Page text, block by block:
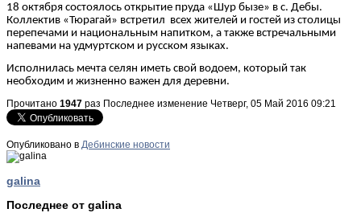
18 октября состоялось открытие пруда «Шур бызе» в с. Дебы.
Коллектив «Тюрагай» встретил всех жителей и гостей из столицы
перепечами и национальным напитком, а также встречальными
напевами на удмуртском и русском языках.
Исполнилась мечта селян иметь свой водоем, который так
необходим и жизненно важен для деревни.
Прочитано 1947 раз Последнее изменение Четверг, 05 Май 2016 09:21
Опубликовано в Дебинские новости
galina
Последнее от galina